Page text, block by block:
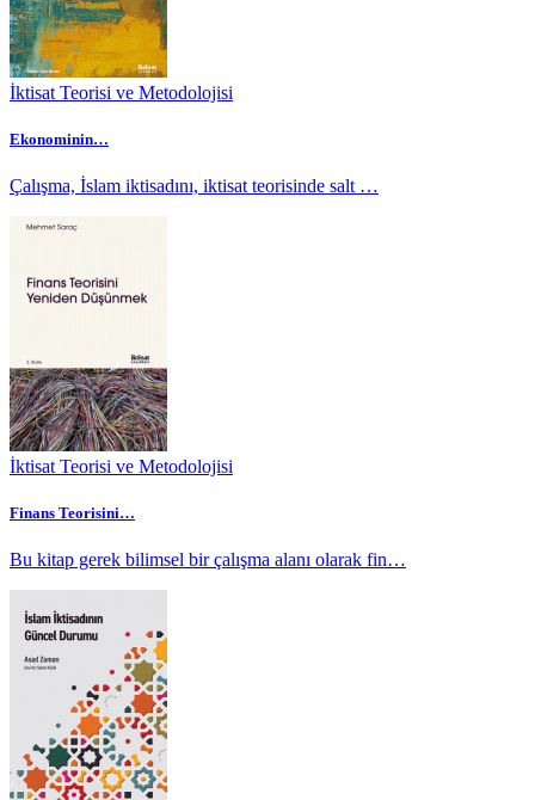
İktisat Teorisi ve Metodolojisi
Ekonominin…
Çalışma, İslam iktisadını, iktisat teorisinde salt …
İktisat Teorisi ve Metodolojisi
Finans Teorisini…
Bu kitap gerek bilimsel bir çalışma alanı olarak fin…